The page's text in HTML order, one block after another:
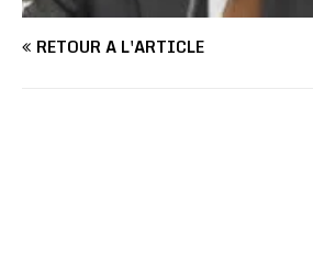
RETOUR À L'ARTICLE